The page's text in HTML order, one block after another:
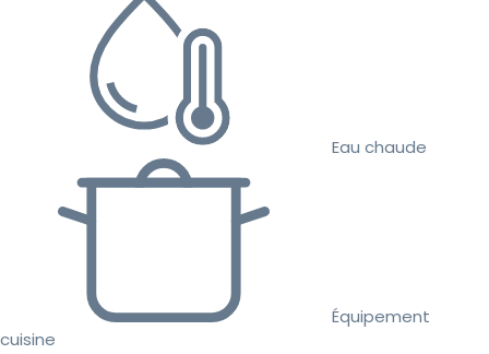
Eau chaude
Équipement
cuisine